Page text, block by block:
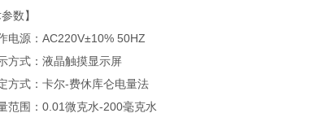
术参数】
电源：AC220V±10% 50HZ
方式：液晶触摸显示屏
方式：卡尔-费休库仑电量法
范围：0.01微克水-200毫克水